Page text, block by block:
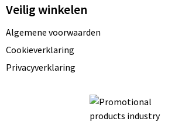
Veilig winkelen
Algemene voorwaarden
Cookieverklaring
Privacyverklaring